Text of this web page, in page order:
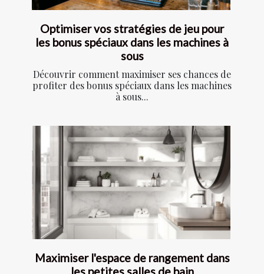
Optimiser vos stratégies de jeu pour
les bonus spéciaux dans les machines à
sous
Découvrir comment maximiser ses chances de
profiter des bonus spéciaux dans les machines
à sous...
Maximiser l'espace de rangement dans